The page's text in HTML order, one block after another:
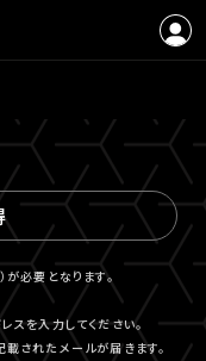
必要となります。
を入力してください。
されたメールが届きます。